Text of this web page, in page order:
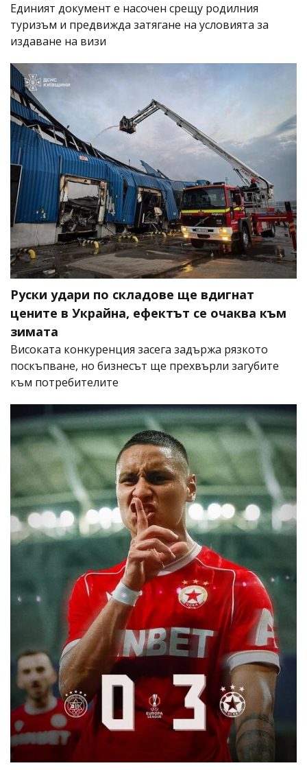
Единият документ е насочен срещу родилния
туризъм и предвижда затягане на условията за
издаване на визи
Руски удари по складове ще вдигнат
цените в Украйна, ефектът се очаква към
зимата
Високата конкуренция засега задържа рязкото
поскъпване, но бизнесът ще прехвърли загубите
към потребителите